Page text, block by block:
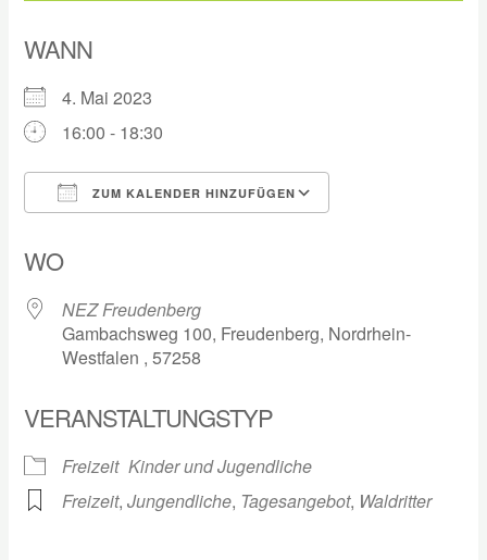
WANN
4. Mai 2023
16:00 - 18:30
ZUM KALENDER HINZUFÜGEN
WO
NEZ Freudenberg
Gambachsweg 100, Freudenberg, Nordrhein-
Westfalen , 57258
VERANSTALTUNGSTYP
Freizeit Kinder und Jugendliche
Freizeit,Jungendliche, Tagesangebot, Waldritter